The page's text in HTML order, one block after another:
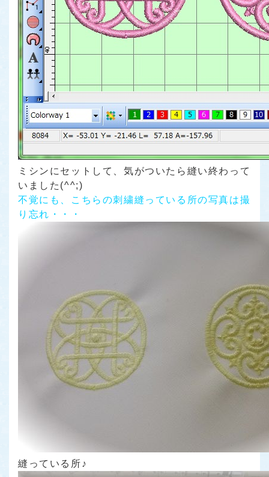
ミシンにセットして、気がついたら縫い終わって
いました(^^;)
不覚にも、こちらの刺繍縫っている所の写真は撮
り忘れ・・・
縫っている所♪